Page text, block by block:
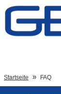
Zum Inhalt
Startseite FAQ